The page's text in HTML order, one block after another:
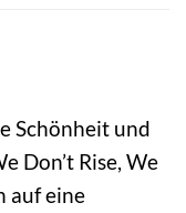
Schönheit und
Don’t Rise, We
auf eine